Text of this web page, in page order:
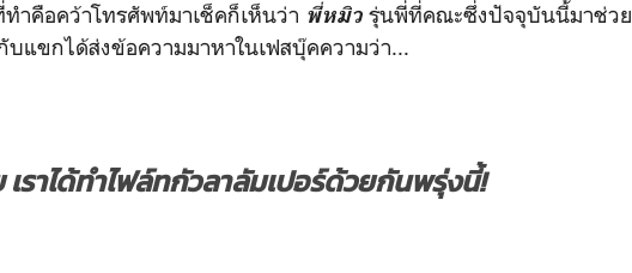
ำคือคว้าโทรศัพท์มาเช็คก็เห็นว่า พี่หมิว รุ่นพี่ที่คณะซึ่งปัจจุบันนี้มาช่วย
แขกได้ส่งข้อความมาหาในเฟสบุ๊คความว่า...
ราได้ทำไฟล์ทกัวลาลัมเปอร์ด้วยกันพรุ่งนี้!